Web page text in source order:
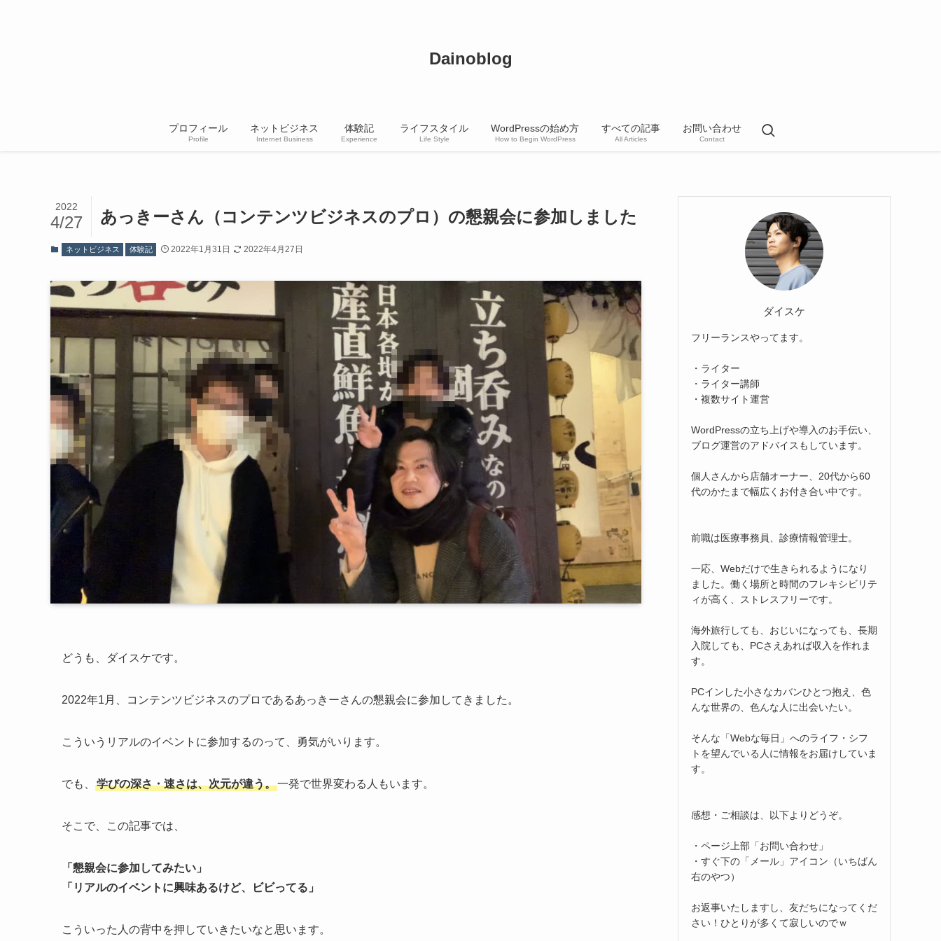
Dainoblog
プロフィール
Profile
ネットビジネス
Internet Business
体験記
Experience
ライフスタイル
Life Style
WordPressの始め方
How to Begin WordPress
すべての記事
All Articles
お問い合わせ
Contact
あっきーさん（コンテンツビジネスのプロ）の懇親会に参加しました
2022
4/27
ネットビジネス 体験記 2022年1月31日 2022年4月27日
どうも、ダイスケです。
2022年1月、コンテンツビジネスのプロであるあっきーさんの懇親会に参加してきました。
こういうリアルのイベントに参加するのって、勇気がいります。
でも、 学びの深さ・速さは、次元が違う。一発で世界変わる人もいます。
そこで、この記事では、
「懇親会に参加してみたい」
「リアルのイベントに興味あるけど、ビビってる」
こういった人の背中を押していきたいなと思います。
ダイスケ
フリーランスやってます。
・ライター
・ライター講師
・複数サイト運営
WordPressの立ち上げや導入のお手伝い、
ブログ運営のアドバイスもしています。
個人さんから店舗オーナー、20代から60
代のかたまで幅広くお付き合い中です。
前職は医療事務員、診療情報管理士。
一応、Webだけで生きられるようになり
ました。働く場所と時間のフレキシビリテ
ィが高く、ストレスフリーです。
海外旅行しても、おじいになっても、長期
入院しても、PCさえあれば収入を作れま
す。
PCインした小さなカバンひとつ抱え、色
んな世界の、色んな人に出会いたい。
そんな「Webな毎日」へのライフ・シフ
トを望んでいる人に情報をお届けしていま
す。
感想・ご相談は、以下よりどうぞ。
・ページ上部「お問い合わせ」
・すぐ下の「メール」アイコン（いちばん
右のやつ）
お返事いたしますし、友だちになってくだ
さい！ひとりが多くて寂しいのでｗ